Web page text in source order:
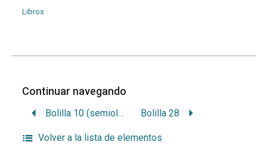
Libros
Continuar navegando
Bolilla 10 (semiología) Bolilla 28
Volver a la lista de elementos